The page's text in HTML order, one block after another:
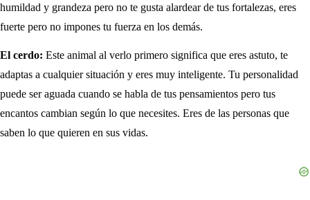
humildad y grandeza pero no te gusta alardear de tus fortalezas, eres
fuerte pero no impones tu fuerza en los demás.
El cerdo: Este animal al verlo primero significa que eres astuto, te
adaptas a cualquier situación y eres muy inteligente. Tu personalidad
puede ser aguada cuando se habla de tus pensamientos pero tus
encantos cambian según lo que necesites. Eres de las personas que
saben lo que quieren en sus vidas.